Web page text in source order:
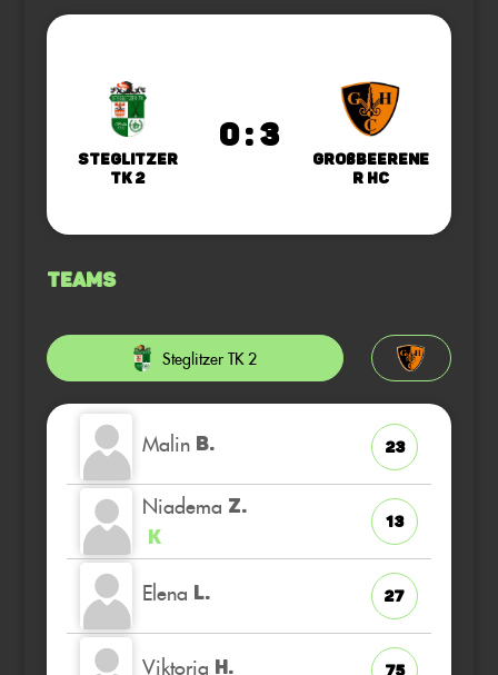
Steglitzer
TK 2
0 : 3
Großbeerene
r HC
Teams
Steglitzer TK 2
Malin B. 23
Niadema Z.
K
13
Elena L. 27
Viktoria H. 75